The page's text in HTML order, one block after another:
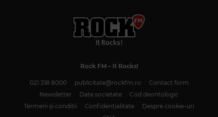
Rock FM– It Rocks!
021 318 8000 publicitate@rockfm.ro
Contact form
Newsletter
Date societate
Cod deontologic
Termeni și condiții
Confidențialitate
Despre cookie-uri